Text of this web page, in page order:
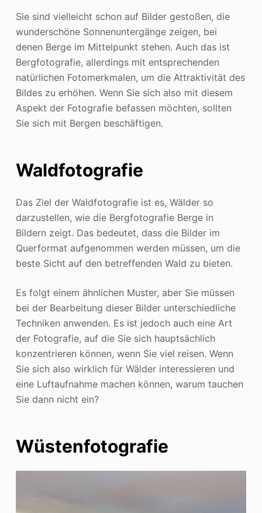
Sie sind vielleicht schon auf Bilder gestoßen, die
wunderschöne Sonnenuntergänge zeigen, bei
denen Berge im Mittelpunkt stehen. Auch das ist
Bergfotografie, allerdings mit entsprechenden
natürlichen Fotomerkmalen, um die Attraktivität des
Bildes zu erhöhen. Wenn Sie sich also mit diesem
Aspekt der Fotografie befassen möchten, sollten
Sie sich mit Bergen beschäftigen.
Waldfotografie
Das Ziel der Waldfotografie ist es, Wälder so
darzustellen, wie die Bergfotografie Berge in
Bildern zeigt. Das bedeutet, dass die Bilder im
Querformat aufgenommen werden müssen, um die
beste Sicht auf den betreffenden Wald zu bieten.
Es folgt einem ähnlichen Muster, aber Sie müssen
bei der Bearbeitung dieser Bilder unterschiedliche
Techniken anwenden. Es ist jedoch auch eine Art
der Fotografie, auf die Sie sich hauptsächlich
konzentrieren können, wenn Sie viel reisen. Wenn
Sie sich also wirklich für Wälder interessieren und
eine Luftaufnahme machen können, warum tauchen
Sie dann nicht ein?
Wüstenfotografie